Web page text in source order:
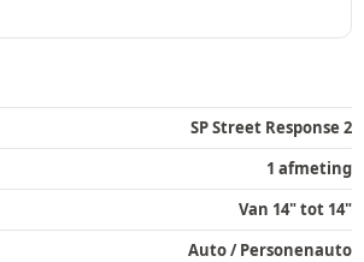
SP Street Response 2
1 afmeting
Van 14" tot 14"
Auto / Personenauto